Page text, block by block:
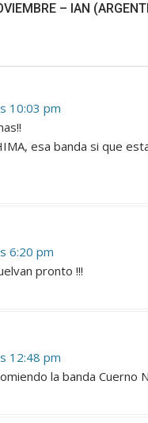
– IAN
10:03 pm
esa banda si que
6:20 pm
pronto !!!
12:48 pm
la banda Cuerno